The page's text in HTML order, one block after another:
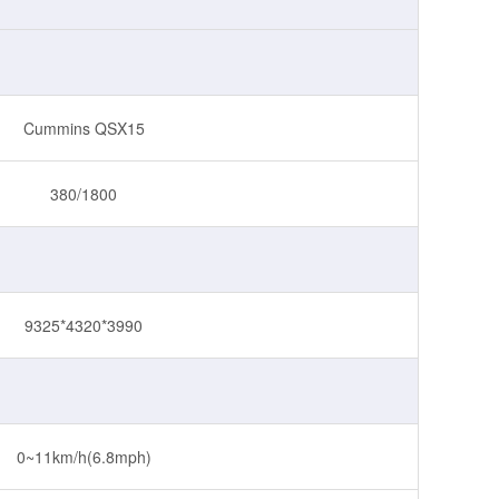
Cummins QSX15
380/1800
9325*4320*3990
0~11km/h(6.8mph)